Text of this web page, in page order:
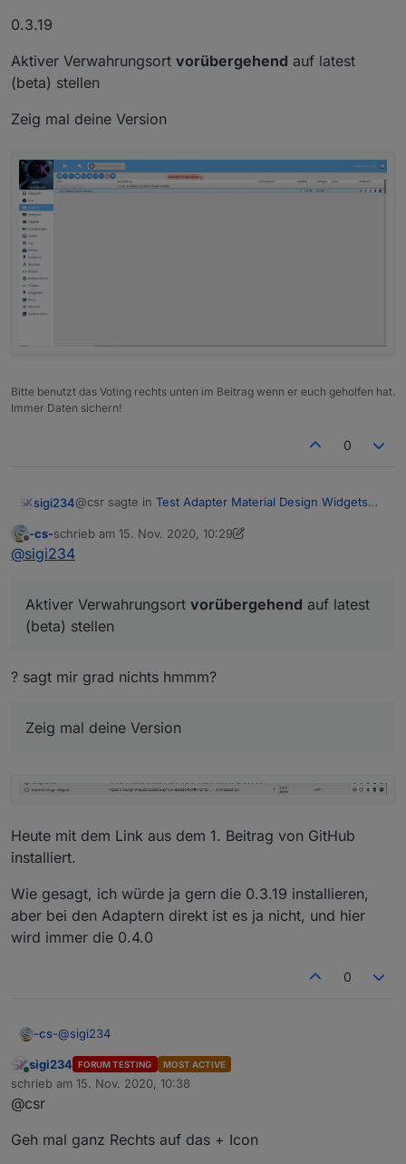
0.3.19
Aktiver Verwahrungsort vorübergehend auf latest
(beta) stellen
Zeig mal deine Version
Bitte benutzt das Voting rechts unten im Beitrag wenn er euch geholfen hat.
Immer Daten sichern!
0
sigi234@csr sagte in Test Adapter Material Design Widgets
geht ja nicht,
( Adapter "vis-materialdesign" is not in the
repository )
Aktiver Verwahrungsort vorübergehend
(beta) stellen
Offline
-cs-schrieb am 15. Nov. 2020, 10:29
zuletzt editiert von -cs-
@sigi234
Aktiver Verwahrungsort vorübergehend auf latest
(beta) stellen
? sagt mir grad nichts hmmm?
Zeig mal deine Version
Heute mit dem Link aus dem 1. Beitrag von GitHub
installiert.
Wie gesagt, ich würde ja gern die 0.3.19 installieren,
aber bei den Adaptern direkt ist es ja nicht, und hier
wird immer die 0.4.0
0
-cs-@sigi234
Aktiver Verwahrungsort
Online
sigi234 FORUM TESTING MOST ACTIVE
schrieb am 15. Nov. 2020, 10:38
zuletzt editiert von
@csr
Geh mal ganz Rechts auf das + Icon